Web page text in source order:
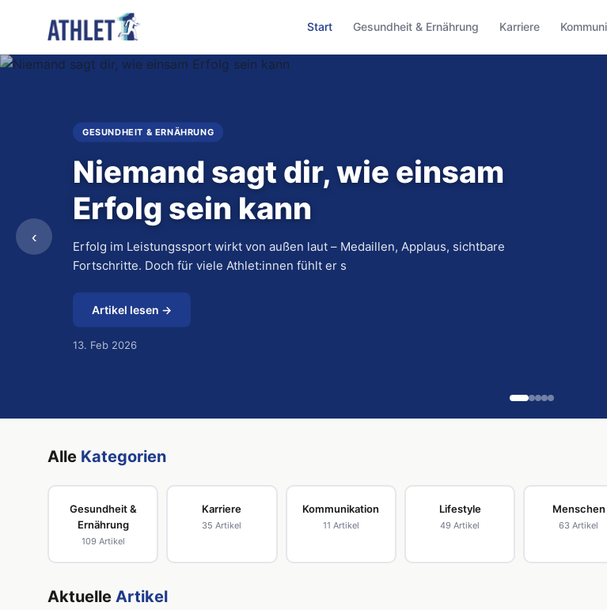
Start Gesundheit & Ernährung Karriere
GESUNDHEIT & ERNÄHRUNG
Niemand sagt dir, wie einsam
Erfolg sein kann
Erfolg im Leistungssport wirkt von außen laut – Medaillen, Applaus, sichtbare
Fortschritte. Doch für viele Athlet:innen fühlt er s
Artikel lesen →
13. Feb 2026
‹
Alle Kategorien
Gesundheit &
Ernährung
109 Artikel
Karriere
35 Artikel
Kommunikation
11 Artikel
Lifestyle
49 Artikel
Menschen
63 Artikel
Aktuelle Artikel